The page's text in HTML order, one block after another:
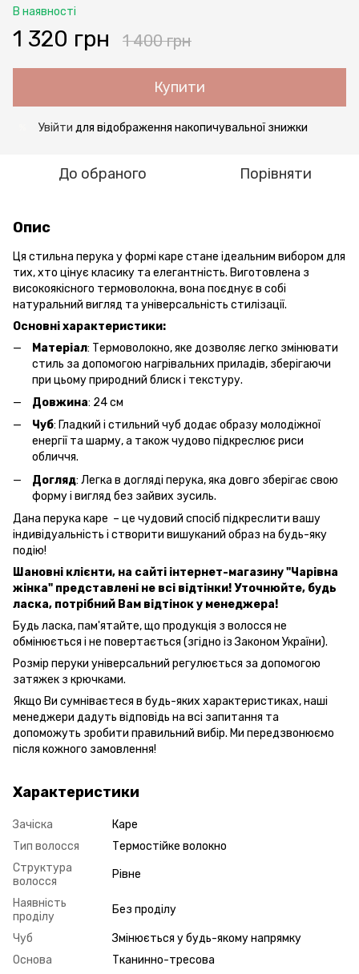
В наявності
1 320 грн 1 400 грн
Купити
Увійти для відображення накопичувальної знижки
До обраного Порівняти
Опис
Ця стильна перука у формі каре стане ідеальним вибором для
тих, хто цінує класику та елегантність. Виготовлена з
високоякісного термоволокна, вона поєднує в собі
натуральний вигляд та універсальність стилізації.
Основні характеристики:
Матеріал: Термоволокно, яке дозволяє легко змінювати
стиль за допомогою нагрівальних приладів, зберігаючи
при цьому природний блиск і текстуру.
Довжина: 24 см
Чуб: Гладкий і стильний чуб додає образу молодіжної
енергії та шарму, а також чудово підкреслює риси
обличчя.
Догляд: Легка в догляді перука, яка довго зберігає свою
форму і вигляд без зайвих зусиль.
Дана перука каре – це чудовий спосіб підкреслити вашу
індивідуальність і створити вишуканий образ на будь-яку
подію!
Шановні клієнти, на сайті інтернет-магазину "Чарівна
жінка" представлені не всі відтінки! Уточнюйте, будь
ласка, потрібний Вам відтінок у менеджера!
Будь ласка, пам'ятайте, що продукція з волосся не
обмінюється і не повертається (згідно із Законом України).
Розмір перуки універсальний регулюється за допомогою
затяжек з крючками.
Якщо Ви сумніваєтеся в будь-яких характеристиках, наші
менеджери дадуть відповідь на всі запитання та
допоможуть зробити правильний вибір. Ми передзвонюємо
після кожного замовлення!
Характеристики
Зачіска
Каре
Тип волосся
Термостійке волокно
Структура
волосся
Рівне
Наявність
проділу
Без проділу
Чуб
Змінюється у будь-якому напрямку
Основа
Тканинно-тресова